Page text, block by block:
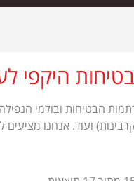
היקפי
הבטיחות ובולמי
ועוד. אנחנו מציעים